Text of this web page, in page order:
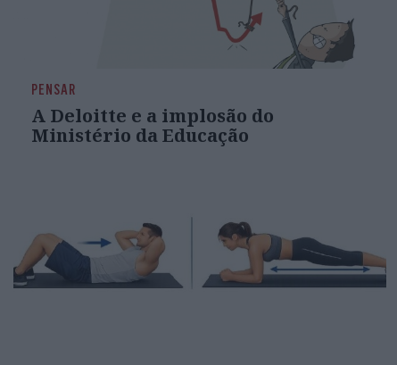
PENSAR
A Deloitte e a implosão do
Ministério da Educação